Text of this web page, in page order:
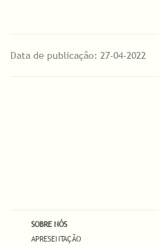
Data de publicação: 27-04-2022
SOBRE NÓS
APRESENTAÇÃO